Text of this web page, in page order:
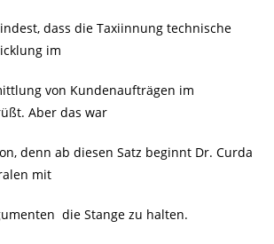
dass die Taxiinnung technische
im
von Kundenaufträgen im
Aber das war
denn ab diesen Satz beginnt Dr. Curda
mit
die Stange zu halten.